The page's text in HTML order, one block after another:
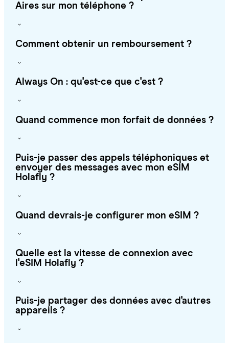
Aires sur mon téléphone ?
Comment obtenir un remboursement ?
Always On : qu'est-ce que c'est ?
Quand commence mon forfait de données ?
Puis-je passer des appels téléphoniques et
envoyer des messages avec mon eSIM
Holafly ?
Quand devrais-je configurer mon eSIM ?
Quelle est la vitesse de connexion avec
l'eSIM Holafly ?
Puis-je partager des données avec d'autres
appareils ?